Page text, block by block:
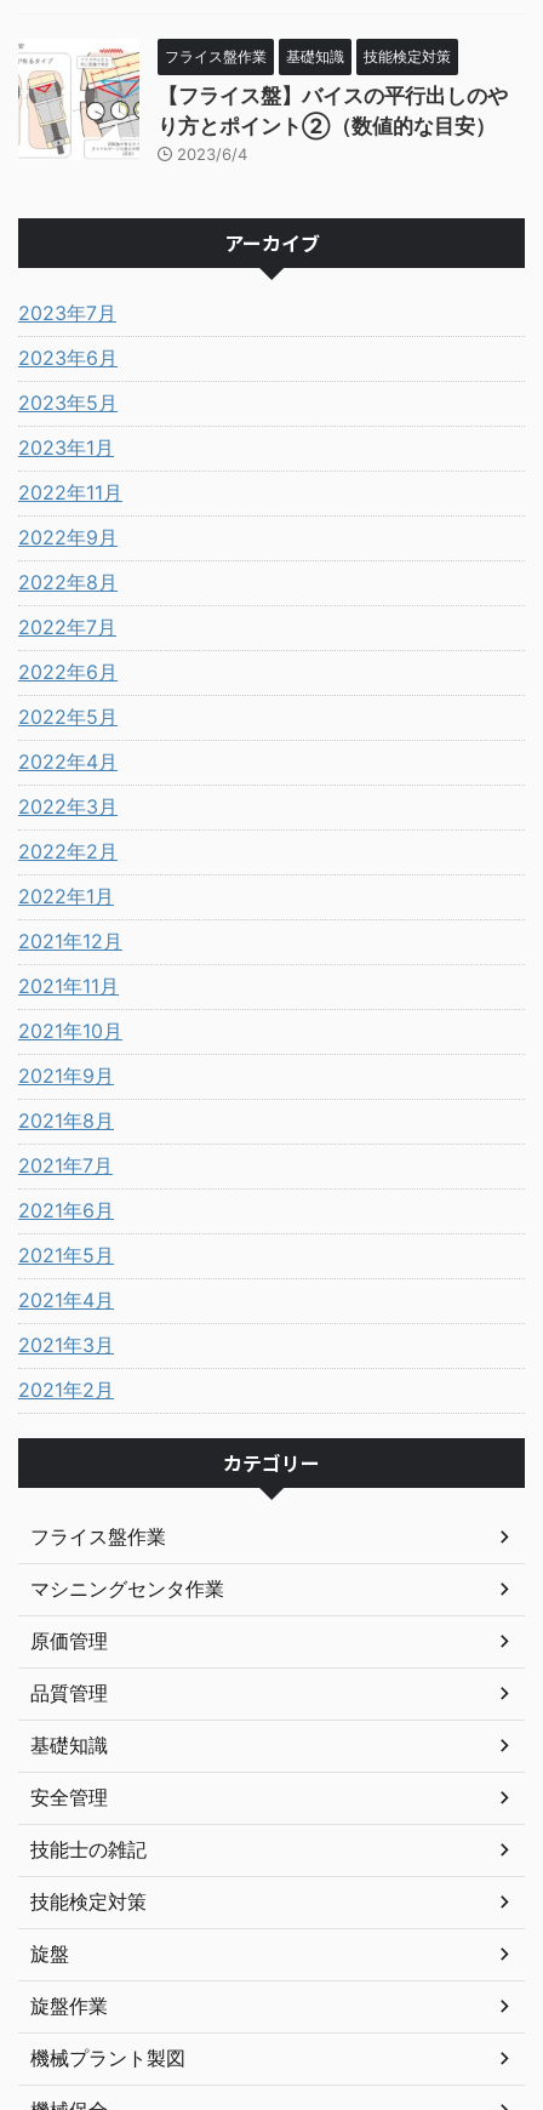
フライス盤作業 基礎知識 技能検定対策
【フライス盤】バイスの平行出しのや
り方とポイント②（数値的な目安）
2023/6/4
アーカイブ
2023年7月
2023年6月
2023年5月
2023年1月
2022年11月
2022年9月
2022年8月
2022年7月
2022年6月
2022年5月
2022年4月
2022年3月
2022年2月
2022年1月
2021年12月
2021年11月
2021年10月
2021年9月
2021年8月
2021年7月
2021年6月
2021年5月
2021年4月
2021年3月
2021年2月
カテゴリー
フライス盤作業
マシニングセンタ作業
原価管理
品質管理
基礎知識
安全管理
技能士の雑記
技能検定対策
旋盤
旋盤作業
機械プラント製図